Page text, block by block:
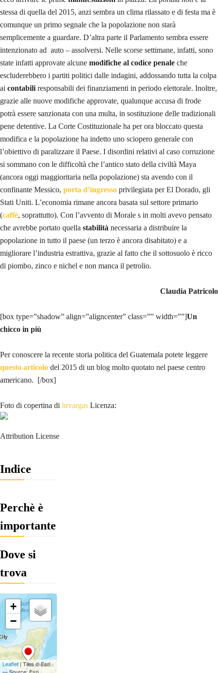
stessa di quella del 2015, anzi sembra un clima rilassato e di festa ma è
comunque un primo segnale che la popolazione non starà
semplicemente a guardare. D’altra parte il Parlamento sembra essere
intenzionato ad auto – assolversi. Nelle scorse settimane, infatti, sono
state infatti approvate alcune modifiche al codice penale che
escluderebbero i partiti politici dalle indagini, addossando tutta la colpa
ai contabili responsabili dei finanziamenti in periodo elettorale. Inoltre,
grazie alle nuove modifiche approvate, qualunque accusa di frode
potrà essere sanzionata con una multa, in sostituzione delle tradizionali
pene detentive. La Corte Costituzionale ha per ora bloccato questa
modifica e la popolazione ha indetto uno sciopero generale con
l’obiettivo di paralizzare il Paese. I disordini relativi al caso corruzione
si sommano con le difficoltà che l’antico stato della civiltà Maya
(ancora oggi maggioritaria nella popolazione) sta avendo con il
confinante Messico, porta d’ingresso privilegiata per El Dorado, gli
Stati Uniti. L’economia rimane ancora basata sul settore primario
(caffè, soprattutto). Con l’avvento di Morale s in molti avevo pensato
che avrebbe portato quella stabilità necessaria a distribuire la
popolazione in tutto il paese (un terzo è ancora disabitato) e a
migliorare l’industria estrattiva, grazie al fatto che il sottosuolo è ricco
di piombo, zinco e nichel e non manca il petrolio.
Claudia Patricolo
[box type=”shadow” align=”aligncenter” class=”” width=””]Un
chicco in più
Per conoscere la recente storia politica del Guatemala potete leggere
questo articolo del 2015 di un blog molto quotato nel paese centro
americano. [/box]
Foto di copertina di hrvargas Licenza:
Attribution License
Indice
Perchè è
importante
Dove si
trova